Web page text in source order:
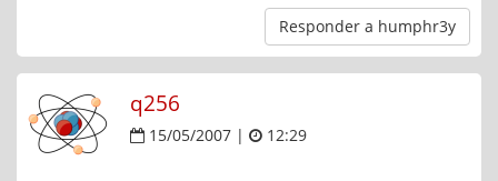
Responder a humphr3y
q256
15/05/2007 | 12:29